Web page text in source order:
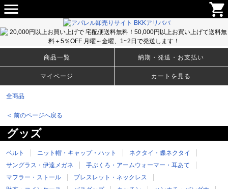
menu shopping_cart
メンズ・ウィメンズのＴシャツ、アパレルファッションから生活雑貨まで豊富な取り揃え！卸売りサイト
BKKアリババ
商品一覧 納期・発送・お支払い
マイページ カートを見る
全商品
＜ 前のページへ戻る
グッズ
ベルト ニット帽・キャップ・ハット
ネクタイ・蝶ネクタイ
サングラス・伊達メガネ
手ぶくろ・アームウォーマー・耳あて
マフラー・ストール
ブレスレット・ネックレス